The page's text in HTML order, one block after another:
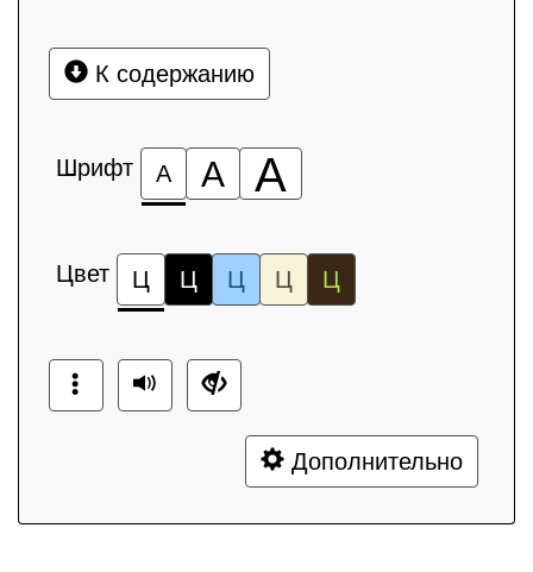
К содержанию
Шрифт А А А
Цвет Ц Ц Ц Ц Ц
Дополнительно